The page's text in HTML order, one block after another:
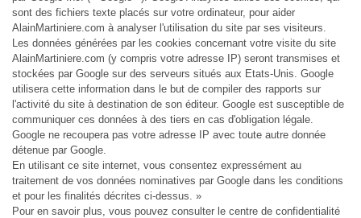
sont des fichiers texte placés sur votre ordinateur, pour aider
AlainMartiniere.com à analyser l'utilisation du site par ses visiteurs.
Les données générées par les cookies concernant votre visite du site
AlainMartiniere.com (y compris votre adresse IP) seront transmises et
stockées par Google sur des serveurs situés aux Etats-Unis. Google
utilisera cette information dans le but de compiler des rapports sur
l'activité du site à destination de son éditeur. Google est susceptible de
communiquer ces données à des tiers en cas d'obligation légale.
Google ne recoupera pas votre adresse IP avec toute autre donnée
détenue par Google.
En utilisant ce site internet, vous consentez expressément au
traitement de vos données nominatives par Google dans les conditions
et pour les finalités décrites ci-dessus. »
Pour en savoir plus, vous pouvez consulter le centre de confidentialité